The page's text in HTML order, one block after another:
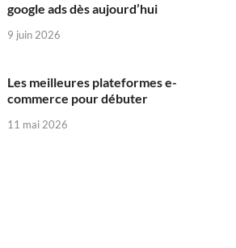
google ads dès aujourd’hui
9 juin 2026
Les meilleures plateformes e-
commerce pour débuter
11 mai 2026